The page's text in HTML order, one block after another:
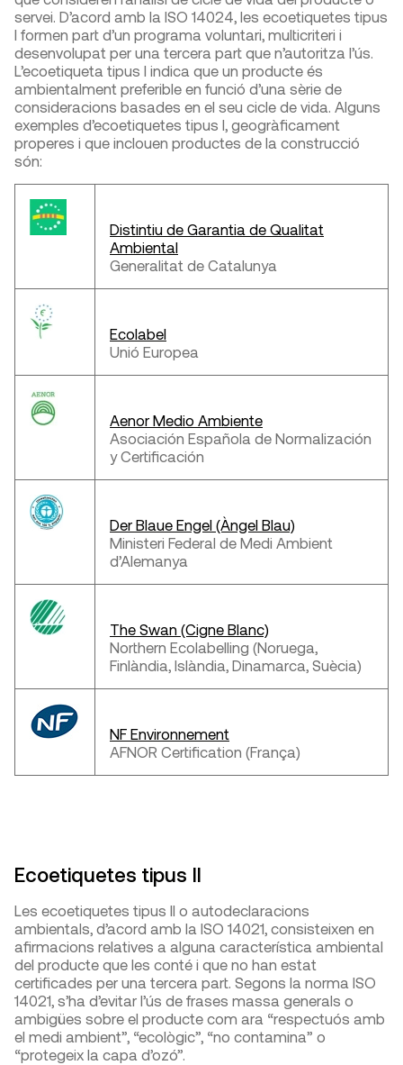
servei. D’acord amb la ISO 14024, les ecoetiquetes tipus
I formen part d’un programa voluntari, multicriteri i
desenvolupat per una tercera part que n’autoritza l’ús.
L’ecoetiqueta tipus I indica que un producte és
ambientalment preferible en funció d’una sèrie de
consideracions basades en el seu cicle de vida. Alguns
exemples d’ecoetiquetes tipus I, geogràficament
properes i que inclouen productes de la construcció
són:
Distintiu de Garantia de Qualitat
Ambiental
Generalitat de Catalunya
Ecolabel
Unió Europea
Aenor Medio Ambiente
Asociación Española de Normalización
y Certificación
Der Blaue Engel (Àngel Blau)
Ministeri Federal de Medi Ambient
d’Alemanya
The Swan (Cigne Blanc)
Northern Ecolabelling (Noruega,
Finlàndia, Islàndia, Dinamarca, Suècia)
NF Environnement
AFNOR Certification (França)
Ecoetiquetes tipus II
Les ecoetiquetes tipus II o autodeclaracions
ambientals, d’acord amb la ISO 14021, consisteixen en
afirmacions relatives a alguna característica ambiental
del producte que les conté i que no han estat
certificades per una tercera part. Segons la norma ISO
14021, s’ha d’evitar l’ús de frases massa generals o
ambigües sobre el producte com ara “respectuós amb
el medi ambient”, “ecològic”, “no contamina” o
“protegeix la capa d’ozó”.